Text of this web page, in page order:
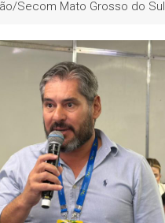
Secom Mato Grosso do Sul